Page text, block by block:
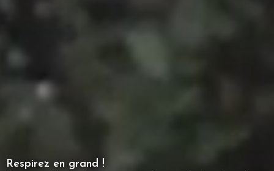
Respirez en grand !